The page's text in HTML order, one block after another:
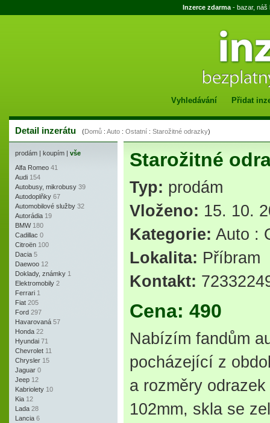
Inzerce zdarma - bazar, náš
Vyhledávání Přidat
Detail inzerátu (Domů : Auto : Ostatní : Starožitné odrazky)
prodám | koupím | vše
Alfa Romeo 41
Audi 154
Autobusy, mikrobusy 39
Autodoplňky 67
Automobilové služby 32
Autorádia 19
BMW 180
Cadillac 0
Citroën 100
Dacia 5
Daewoo 12
Doklady, známky 1
Elektromobily 2
Ferrari 1
Fiat 205
Ford 297
Havarovaná 57
Honda 22
Hyundai 71
Chevrolet 11
Chrysler 15
Jaguar 0
Jeep 12
Kabriolety 10
Kia 12
Lada 28
Lancia 6
Starožitné
Typ: prodám
Vloženo: 15. 10.
Kategorie: Auto :
Lokalita: Příbram
Kontakt:
Cena: 490
Nabízím fandům
pocházející z
a rozměry
102mm, skla se